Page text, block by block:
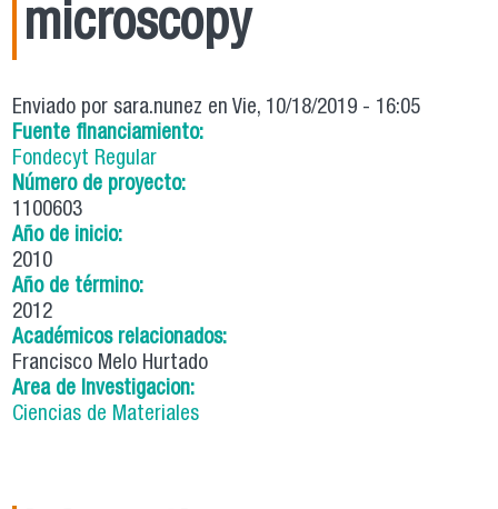
microscopy
Enviado porsara.nunez en Vie, 10/18/2019 - 16:05
Fuente financiamiento:
Fondecyt Regular
Número de proyecto:
1100603
Año de inicio:
2010
Año de término:
2012
Académicos relacionados:
Francisco Melo Hurtado
Area de Investigacion:
Ciencias de Materiales